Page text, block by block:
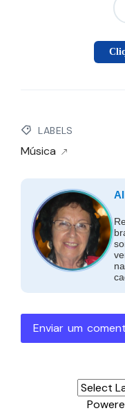
LABELS
Música
Enviar um